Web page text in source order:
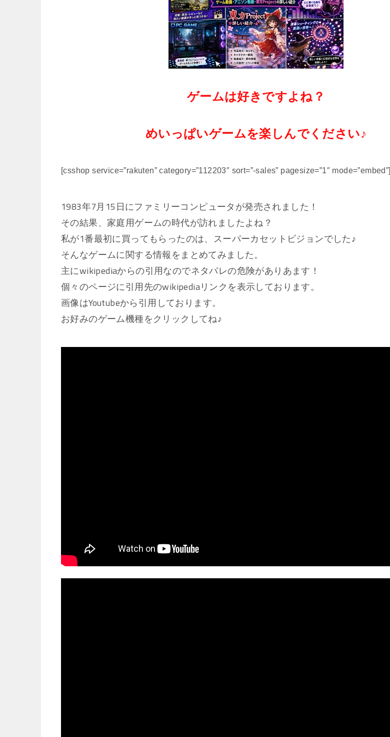
ゲームは好きですよね？
めいっぱいゲームを楽しんでください♪
[csshop service=”rakuten” category=”112203″ sort=”-sales” pagesize=”1″ mode=”embed”]
1983年7月15日にファミリーコンピュータが発売されました！
その結果、家庭用ゲームの時代が訪れましたよね？
私が1番最初に買ってもらったのは、スーパーカセットビジョンでした♪
そんなゲームに関する情報をまとめてみました。
主にwikipediaからの引用なのでネタバレの危険がありあます！
個々のページに引用先のwikipediaリンクを表示しております。
画像はYoutubeから引用しております。
お好みのゲーム機種をクリックしてね♪